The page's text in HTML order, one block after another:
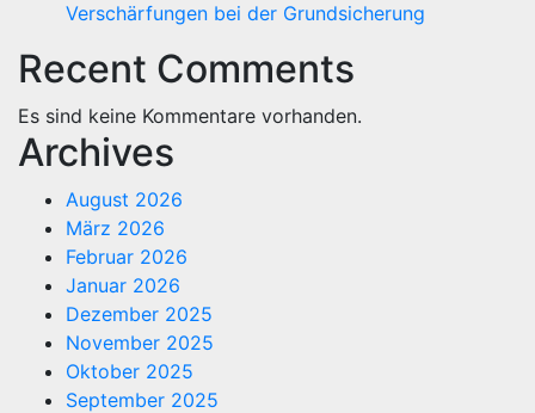
Verschärfungen bei der Grundsicherung
Recent Comments
Es sind keine Kommentare vorhanden.
Archives
August 2026
März 2026
Februar 2026
Januar 2026
Dezember 2025
November 2025
Oktober 2025
September 2025